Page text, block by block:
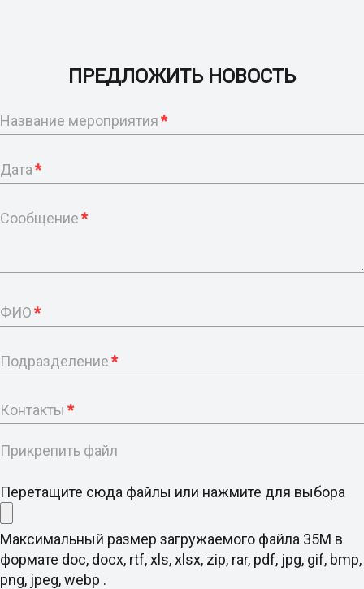
ПРЕДЛОЖИТЬ НОВОСТЬ
Название мероприятия*
Дата*
Сообщение*
ФИО*
Подразделение*
Контакты *
Прикрепить файл
Перетащите сюда файлы или нажмите для выбора
Максимальный размер загружаемого файла 35M в
формате doc, docx, rtf, xls, xlsx, zip, rar, pdf, jpg, gif, bmp,
png, jpeg, webp .